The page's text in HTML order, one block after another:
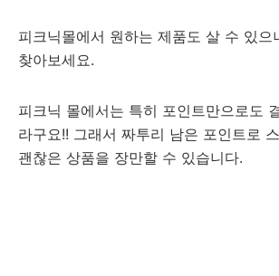
피크닉몰에서 원하는 제품도 살 수 있으
찾아보세요.
피크닉 몰에서는 특히 포인트만으로도
라구요!! 그래서 짜투리 남은 포인트로
괜찮은 상품을 장만할 수 있습니다.